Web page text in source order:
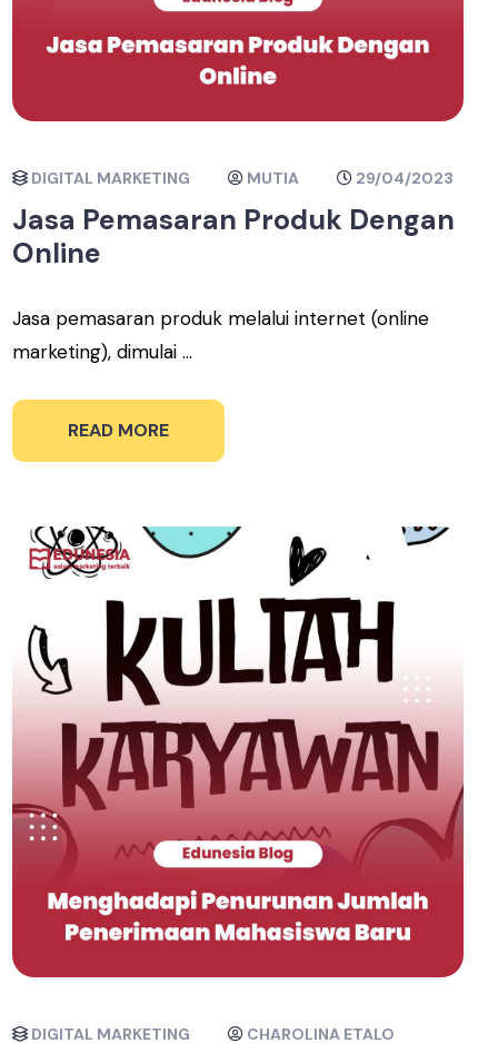
DIGITAL MARKETING MUTIA 29/04/2023
Jasa Pemasaran Produk Dengan
Online
Jasa pemasaran produk melalui internet (online
marketing), dimulai ...
READ MORE
DIGITAL MARKETING
CHAROLINA ETALO